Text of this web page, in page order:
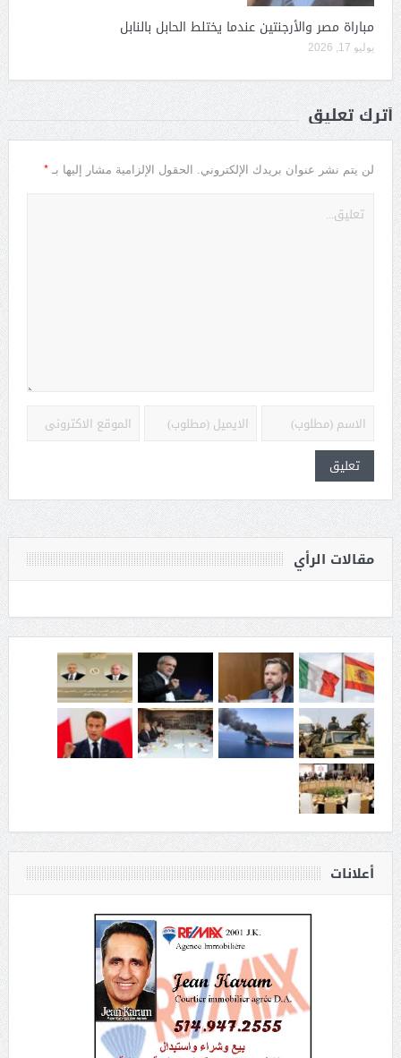
مباراة مصر والأرجنتين عندما يختلط الحابل بالنابل
يوليو 17, 2026
أترك تعليق
لن يتم نشر عنوان بريدك الإلكتروني. الحقول الإلزامية مشار إليها بـ *
مقالات الرأي
أعلانات